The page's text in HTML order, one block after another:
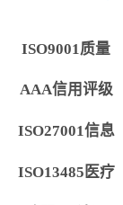
ISO9001质量
AAA信用评级
ISO27001信息
ISO13485医疗